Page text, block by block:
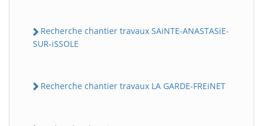
Recherche chantier travaux SAiNTE-ANASTASiE-
SUR-iSSOLE
Recherche chantier travaux LA GARDE-FREiNET